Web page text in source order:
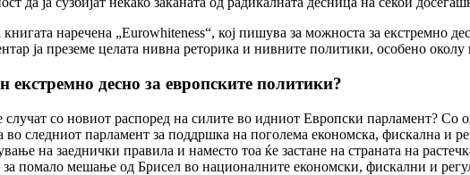
наречена „Eurowhiteness“, кој пишува за можноста за екстремно
ја преземе целата нивна реторика и нивните политики, особено
десно за европските политики?
со новиот распоред на силите во идниот Европски парламент?
следниот парламент за поддршка на поголема економска, фискална и
на заеднички правила и наместо тоа ќе застане на страната на
за помало мешање од Брисел во националните економски, фискални и